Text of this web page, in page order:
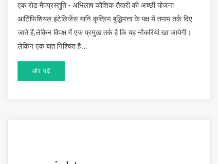
एक रोड मैपप्रस्तुति - अभिलाष कौशिक तैयारी की अच्छी योजना
आर्टिफिशियल इंटेलिजेंस यानि कृत्रिम बुद्धिमत्ता के पक्ष में तमाम तर्क दिए
जाते हैं,लेकिन विपक्ष में एक प्रमुख तर्क है कि यह नौकरियां खा जायेगी।
लेकिन एक बात निश्चित है…
और पढ़ें